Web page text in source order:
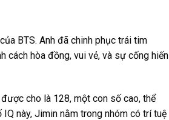
BTS. Anh đã chinh phục trái tim
cách hòa đồng, vui vẻ, và sự cống hiến
cho là 128, một con số cao, thể
này, Jimin nằm trong nhóm có trí tuệ